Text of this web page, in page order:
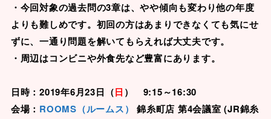
・今回対象の過去問の3章は、やや傾向も変わり他の年度
よりも難しめです。初回の方はあまりできなくても気にせ
ずに、一通り問題を解いてもらえれば大丈夫です。
・周辺はコンビニや外食先など豊富にあります。
日時：2019年6月23日（日 ） 9:15～16:30
会場： ROOMS（ルームス） 錦糸町店 第4会議室 (JR錦糸